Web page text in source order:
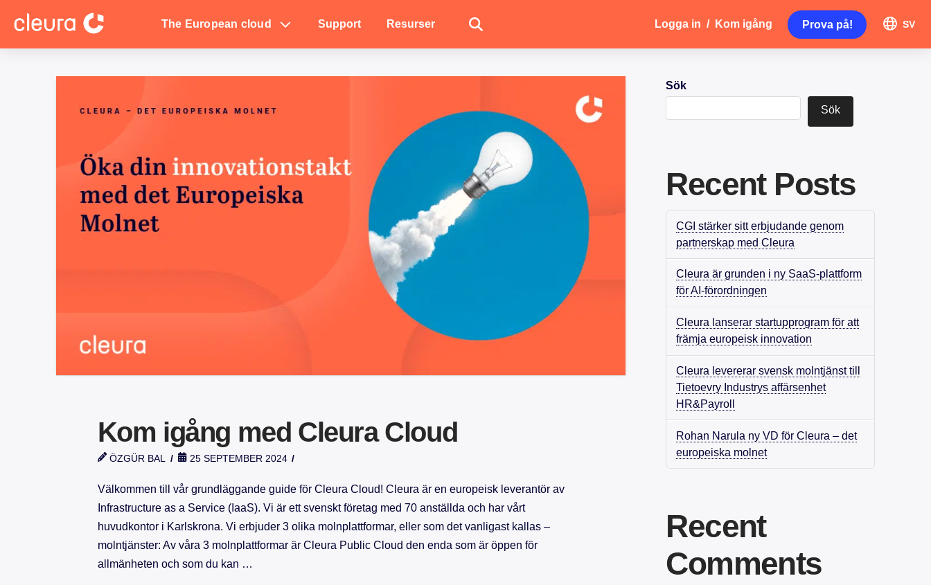
The European cloud Support Resurser Logga in / Kom igång Prova på! SV
Kom igång med Cleura Cloud
ÖZGÜR BAL 25 SEPTEMBER 2024
Välkommen till vår grundläggande guide för Cleura Cloud! Cleura är en europeisk leverantör av
Infrastructure as a Service (IaaS). Vi är ett svenskt företag med 70 anställda och har vårt
huvudkontor i Karlskrona. Vi erbjuder 3 olika molnplattformar, eller som det vanligast kallas –
molntjänster: Av våra 3 molnplattformar är Cleura Public Cloud den enda som är öppen för
allmänheten och som du kan …
Sök
Sök
Recent Posts
CGI stärker sitt erbjudande genom
partnerskap med Cleura
Cleura är grunden i ny SaaS-plattform
för AI-förordningen
Cleura lanserar startupprogram för att
främja europeisk innovation
Cleura levererar svensk molntjänst till
Tietoevry Industrys affärsenhet
HR&Payroll
Rohan Narula ny VD för Cleura – det
europeiska molnet
Recent
Comments